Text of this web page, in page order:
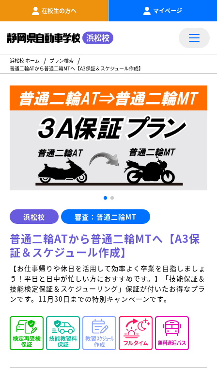
在校生の方へ マイページ
浜松校
浜松校 ホーム
プラン検索
普通二輪ATから普通二輪MTへ【A3保証＆スケジュール作成】
浜松校 審査：普通二輪MT
普通二輪ATから普通二輪MTへ【A3保
証＆スケジュール作成】
【お仕事帰りや休日を活用して効率よく卒業を目指しましょ
う！平日と日中が忙しい方におすすめです。】「技能保証＆
技能検定保証＆スケジューリング」保証が付いたお得なプラ
ンです。11月30日までの特別キャンペーンです。